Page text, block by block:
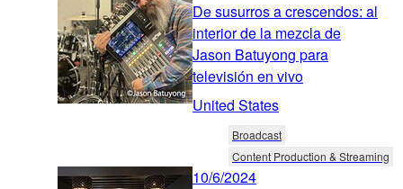
De susurros a crescendos: al
interior de la mezcla de
Jason Batuyong para
televisión en vivo
United States
Broadcast
Content Production & Streaming
10/6/2024